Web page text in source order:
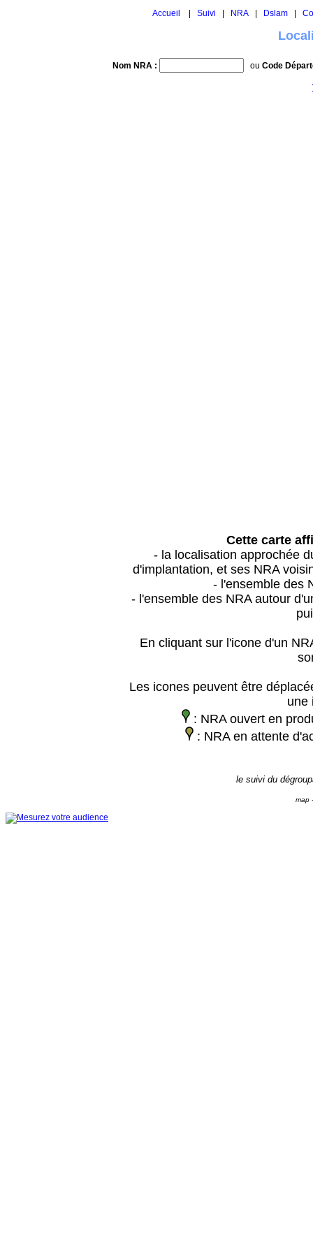
Accueil Suivi NRA Dslam
Nom NRA : ou Code
Cette carte
- la localisation approchée
d'implantation, et ses NRA
- l'ensemble des
- l'ensemble des NRA autour
En cliquant sur l'icone d'un
Les icones peuvent être
une
: NRA ouvert en
: NRA en attente
le suivi du
map